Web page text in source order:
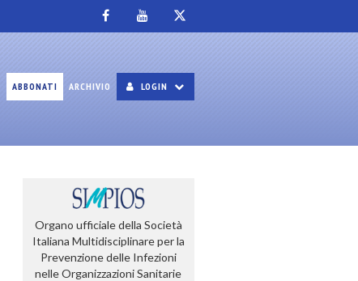
ABBONATI ARCHIVIO LOGIN
Organo ufficiale della Società
Italiana Multidisciplinare per la
Prevenzione delle Infezioni
nelle Organizzazioni Sanitarie